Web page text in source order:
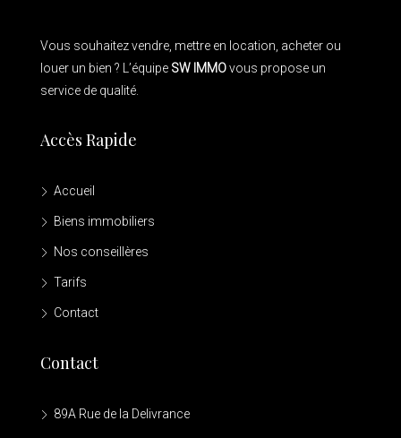
Vous souhaitez vendre, mettre en location, acheter ou
louer un bien ? L’équipe SW IMMOvous propose un
service de qualité.
Accès Rapide
Accueil
Biens immobiliers
Nos conseillères
Tarifs
Contact
Contact
89A Rue de la Delivrance